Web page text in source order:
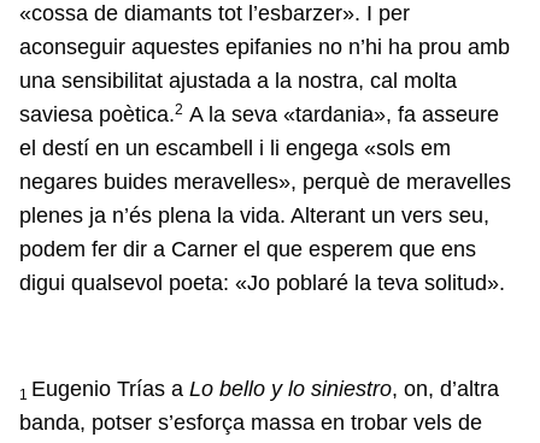
«cossa de diamants tot l’esbarzer». I per
aconseguir aquestes epifanies no n’hi ha prou amb
una sensibilitat ajustada a la nostra, cal molta
saviesa poètica.2 A la seva «tardania», fa asseure
el destí en un escambell i li engega «sols em
negares buides meravelles», perquè de meravelles
plenes ja n’és plena la vida. Alterant un vers seu,
podem fer dir a Carner el que esperem que ens
digui qualsevol poeta: «Jo poblaré la teva solitud».
1 Eugenio Trías a Lo bello y lo siniestro, on, d’altra
banda, potser s’esforça massa en trobar vels de